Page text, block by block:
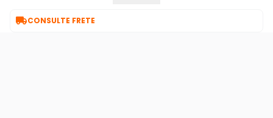
CONSULTE FRETE